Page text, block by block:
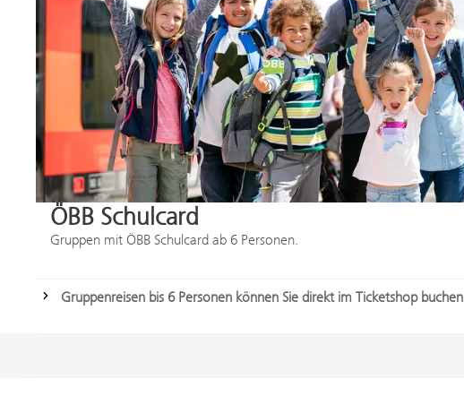
ÖBB Schulcard
Gruppen mit ÖBB Schulcard ab 6 Personen.
Gruppenreisen bis 6 Personen können Sie direkt im Ticketshop buchen